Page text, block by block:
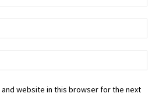
and website in this browser for the next